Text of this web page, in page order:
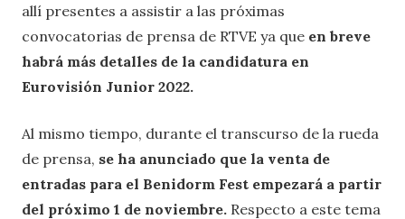
allí presentes a assistir a las próximas
convocatorias de prensa de RTVE ya que en breve
habrá más detalles de la candidatura en
Eurovisión Junior 2022.
Al mismo tiempo, durante el transcurso de la rueda
de prensa, se ha anunciado que la venta de
entradas para el Benidorm Fest empezará a partir
del próximo 1 de noviembre. Respecto a este tema